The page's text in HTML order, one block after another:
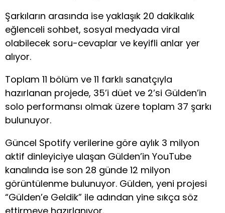
Şarkıların arasında ise yaklaşık 20 dakikalık
eğlenceli sohbet, sosyal medyada viral
olabilecek soru-cevaplar ve keyifli anlar yer
alıyor.
Toplam 11 bölüm ve 11 farklı sanatçıyla
hazırlanan projede, 35’i düet ve 2’si Gülden’in
solo performansı olmak üzere toplam 37 şarkı
bulunuyor.
Güncel Spotify verilerine göre aylık 3 milyon
aktif dinleyiciye ulaşan Gülden’in YouTube
kanalında ise son 28 günde 12 milyon
görüntülenme bulunuyor. Gülden, yeni projesi
“Gülden’e Geldik” ile adından yine sıkça söz